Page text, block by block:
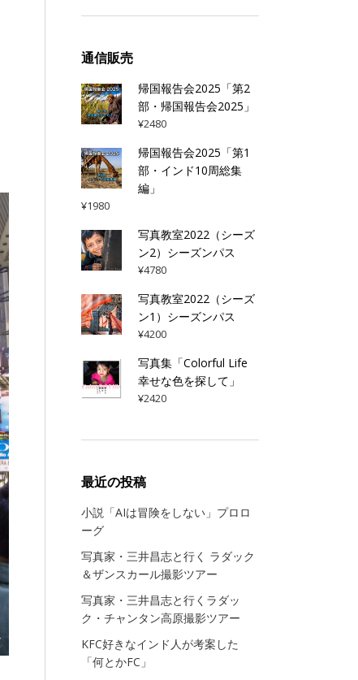
通信販売
帰国報告会2025「第2
部・帰国報告会2025」
¥2480
帰国報告会2025「第1
部・インド10周総集
編」
¥1980
写真教室2022（シーズ
ン2）シーズンパス
¥4780
写真教室2022（シーズ
ン1）シーズンパス
¥4200
写真集「Colorful Life
幸せな色を探して」
¥2420
最近の投稿
小説「AIは冒険をしない」プロロ
ーグ
写真家・三井昌志と行く ラダック
＆ザンスカール撮影ツアー
写真家・三井昌志と行くラダッ
ク・チャンタン高原撮影ツアー
KFC好きなインド人が考案した
「何とかFC」